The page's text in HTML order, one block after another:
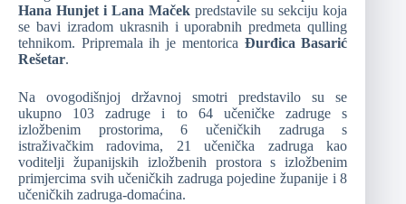
Hana Hunjet i Lana Maček predstavile su sekciju koja
se bavi izradom ukrasnih i uporabnih predmeta qulling
tehnikom. Pripremala ih je mentorica Đurđica Basarić
Rešetar.
Na ovogodišnjoj državnoj smotri predstavilo su se
ukupno 103 zadruge i to 64 učeničke zadruge s
izložbenim prostorima, 6 učeničkih zadruga s
istraživačkim radovima, 21 učenička zadruga kao
voditelji županijskih izložbenih prostora s izložbenim
primjercima svih učeničkih zadruga pojedine županije i 8
učeničkih zadruga-domaćina.